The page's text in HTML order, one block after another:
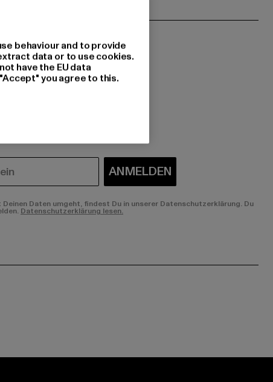
ANMELDEN
Daten umgeht, findest Du in unserer Datenschutzerklärung. Du
Datenschutzerklärung lesen.
behaviour and to provide
data or to use cookies.
have the EU data
you agree to this.